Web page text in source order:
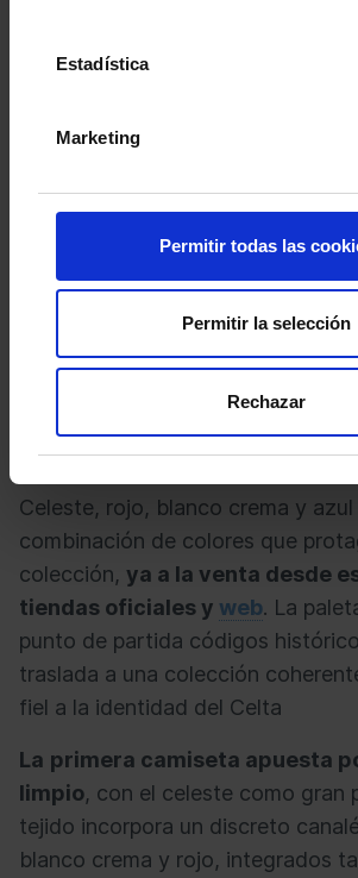
Estadística
Marketing
Permitir todas las
Permitir la selección
Rechazar
El Celta y Hummel presentan su
oficial para la temporada
por un total de 40 prendas que
celtismo en una campaña
LALIGA HYPERMOTION.
Celeste, rojo, blanco crema y azul
combinación de colores que
colección, ya a la venta desde
tiendas oficiales y web. La
punto de partida códigos
traslada a una colección
fiel a la identidad del Celta
La primera camiseta apuesta
limpio, con el celeste como gran
tejido incorpora un discreto
blanco crema y rojo, integrados